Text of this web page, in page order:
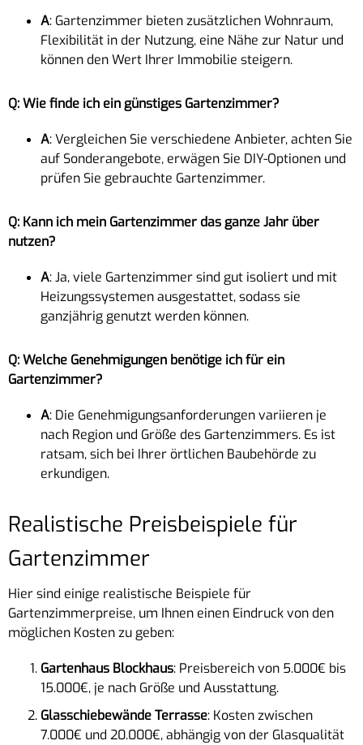
A: Gartenzimmer bieten zusätzlichen Wohnraum,
Flexibilität in der Nutzung, eine Nähe zur Natur und
können den Wert Ihrer Immobilie steigern.
Q: Wie finde ich ein günstiges Gartenzimmer?
A: Vergleichen Sie verschiedene Anbieter, achten Sie
auf Sonderangebote, erwägen Sie DIY-Optionen und
prüfen Sie gebrauchte Gartenzimmer.
Q: Kann ich mein Gartenzimmer das ganze Jahr über
nutzen?
A: Ja, viele Gartenzimmer sind gut isoliert und mit
Heizungssystemen ausgestattet, sodass sie
ganzjährig genutzt werden können.
Q: Welche Genehmigungen benötige ich für ein
Gartenzimmer?
A: Die Genehmigungsanforderungen variieren je
nach Region und Größe des Gartenzimmers. Es ist
ratsam, sich bei Ihrer örtlichen Baubehörde zu
erkundigen.
Realistische Preisbeispiele für
Gartenzimmer
Hier sind einige realistische Beispiele für
Gartenzimmerpreise, um Ihnen einen Eindruck von den
möglichen Kosten zu geben:
Gartenhaus Blockhaus: Preisbereich von 5.000€ bis
15.000€, je nach Größe und Ausstattung.
Glasschiebewände Terrasse: Kosten zwischen
7.000€ und 20.000€, abhängig von der Glasqualität